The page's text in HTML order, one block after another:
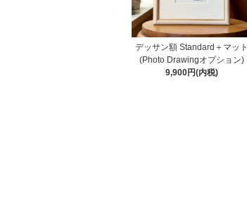
デッサン額 Standard＋マット
(Photo Drawingオプション)
9,900円(内税)